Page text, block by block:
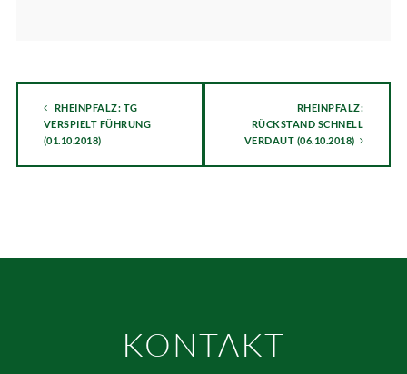
RHEINPFALZ: TG
VERSPIELT FÜHRUNG
(01.10.2018)
RHEINPFALZ:
RÜCKSTAND SCHNELL
VERDAUT (06.10.2018)
KONTAKT